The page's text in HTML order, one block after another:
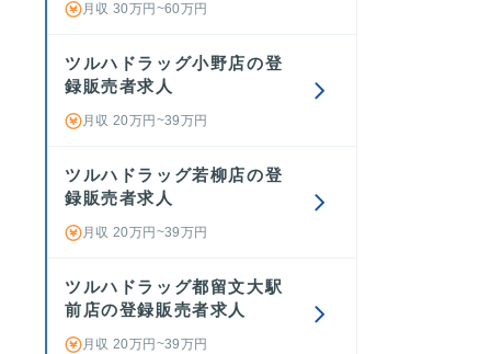
月収 30万円~60万円
ツルハドラッグ小野店の登
録販売者求人
月収 20万円~39万円
ツルハドラッグ若柳店の登
録販売者求人
月収 20万円~39万円
ツルハドラッグ都留文大駅
前店の登録販売者求人
月収 20万円~39万円